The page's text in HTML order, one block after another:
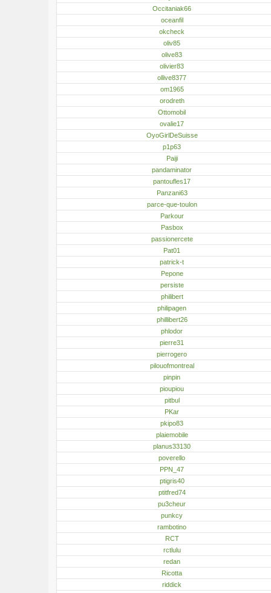
Occitaniak66
oceanfil
okcheck
oliv85
olive83
olivier83
ollive8377
om1965
orodreth
Ottomobil
ovalie17
OyoGirlDeSuisse
p1p63
Paiji
pandaminator
pantoufles17
Panzani63
parce-que-toulon
Parkour
Pasbox
passionercete
Pat01
patrick-t
Pepone
persiste
philibert
philipagen
phillibert26
phlodor
pierre31
pierrogero
pilouofmontreal
pinpin
pioupiou
pitbul
PKar
pkipo83
plaiemobile
planus33130
poverello
PPN_47
ptigris40
ptitfred74
pu3cheur
punkcy
rambotino
RCT
rctlulu
redan
Ricotta
riddick